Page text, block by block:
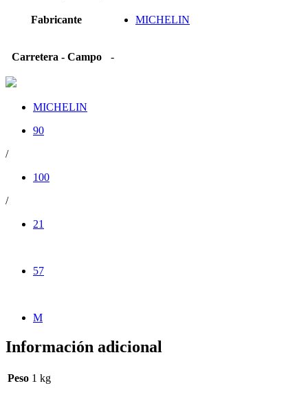
Fabricante MICHELIN
Carretera - Campo -
MICHELIN
90
/
100
/
21
57
M
Información adicional
Peso 1 kg